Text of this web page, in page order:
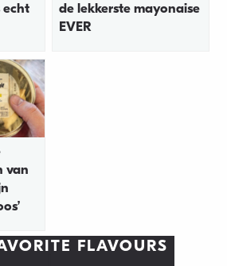
echt
de lekkerste mayonaise
EVER
van
FLAVOURS